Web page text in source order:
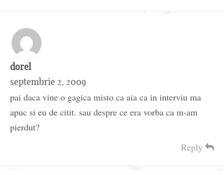
dorel
septembrie 2, 2009
pai daca vine o gagica misto ca aia ca in interviu ma
apuc si eu de citit. sau despre ce era vorba ca m-am
pierdut?
Reply